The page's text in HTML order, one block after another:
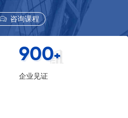
咨询课程
900+
企业见证